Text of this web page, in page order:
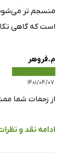
منسجم تر
است که گاهی
م.فروهر
۱۴۰۱/۰۴/۰۷
از زحمات شما
ادامه نقد و